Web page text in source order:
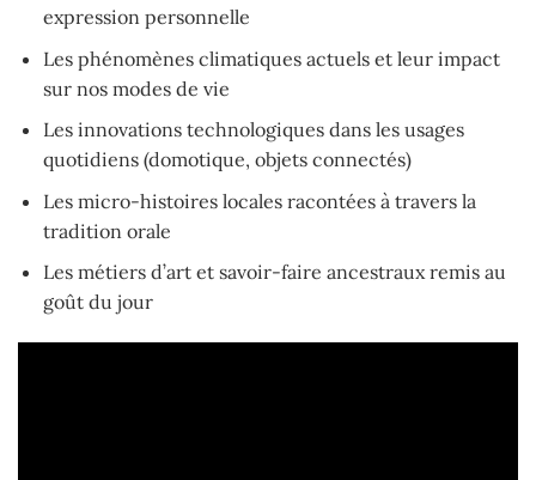
expression personnelle
Les phénomènes climatiques actuels et leur impact
sur nos modes de vie
Les innovations technologiques dans les usages
quotidiens (domotique, objets connectés)
Les micro-histoires locales racontées à travers la
tradition orale
Les métiers d’art et savoir-faire ancestraux remis au
goût du jour